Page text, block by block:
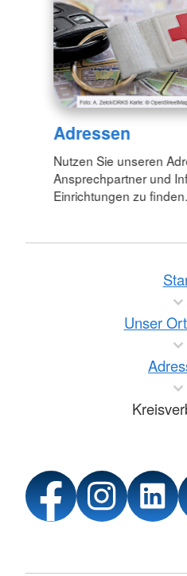
Adressen
Nutzen Sie unseren
Ansprechpartner und
Einrichtungen zu finden.
Unser